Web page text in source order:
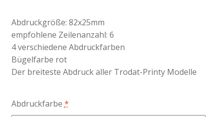
Abdruckgröße: 82x25mm
empfohlene Zeilenanzahl: 6
4 verschiedene Abdruckfarben
Bügelfarbe rot
Der breiteste Abdruck aller Trodat-Printy Modelle
Abdruckfarbe *